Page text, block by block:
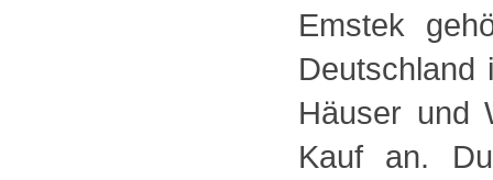
Emstek
Häuser und
Kauf an.